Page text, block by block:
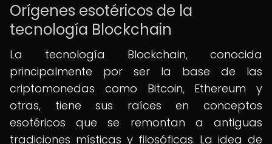
Orígenes esotéricos de la
tecnología Blockchain
La tecnología Blockchain, conocida
principalmente por ser la base de las
criptomonedas como Bitcoin, Ethereum y
otras, tiene sus raíces en conceptos
esotéricos que se remontan a antiguas
tradiciones místicas y filosóficas. La idea de